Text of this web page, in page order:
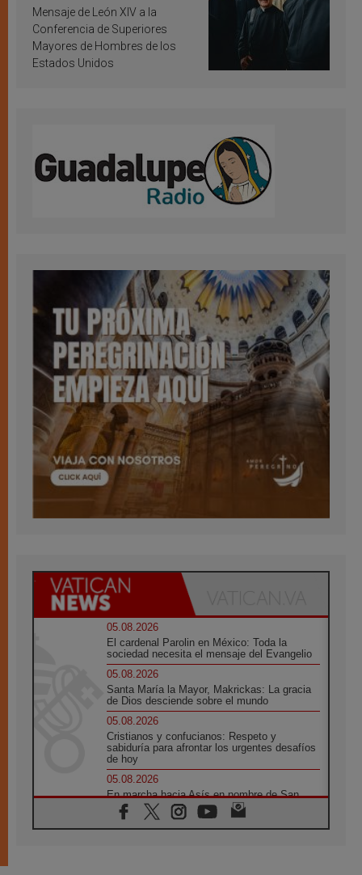
inspiración y santificación
Mensaje de León XIV a la
Conferencia de Superiores
Mayores de Hombres de los
Estados Unidos
05.08.2026
El cardenal Parolin en México: Toda la
sociedad necesita el mensaje del Evangelio
05.08.2026
Santa María la Mayor, Makrickas: La gracia
de Dios desciende sobre el mundo
05.08.2026
Cristianos y confucianos: Respeto y
sabiduría para afrontar los urgentes desafíos
de hoy
05.08.2026
En marcha hacia Asís en nombre de San
Francisco, a la espera de León
05.08.2026